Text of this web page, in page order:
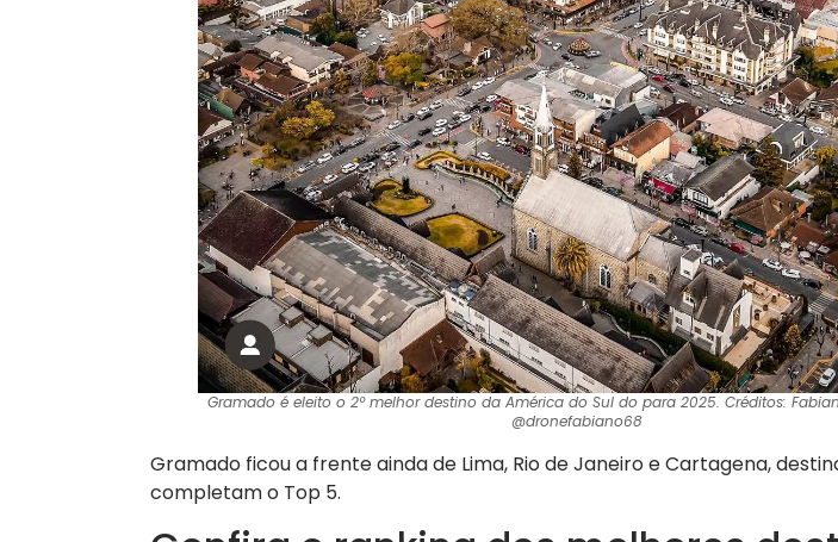
Gramado é eleito o 2º melhor destino da América do Sul do para 2025. Créditos:
@dronefabiano68
Gramado ficou a frente ainda de Lima, Rio de Janeiro e Cartagena,
completam o Top 5.